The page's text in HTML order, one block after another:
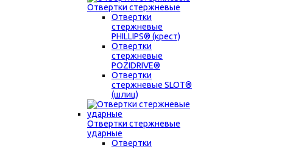
Отвертки стержневые
Отвертки
стержневые
PHILLIPS® (крест)
Отвертки
стержневые
POZIDRIVE®
Отвертки
стержневые SLOT®
(шлиц)
Отвертки стержневые
ударные
Отвертки